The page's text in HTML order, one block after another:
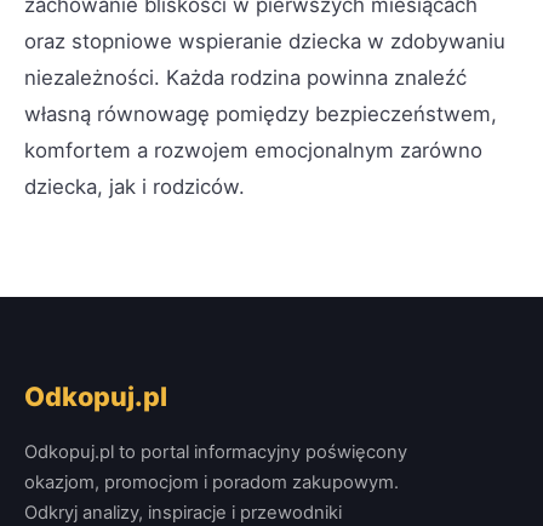
zachowanie bliskości w pierwszych miesiącach
oraz stopniowe wspieranie dziecka w zdobywaniu
niezależności. Każda rodzina powinna znaleźć
własną równowagę pomiędzy bezpieczeństwem,
komfortem a rozwojem emocjonalnym zarówno
dziecka, jak i rodziców.
Odkopuj.pl
Odkopuj.pl to portal informacyjny poświęcony
okazjom, promocjom i poradom zakupowym.
Odkryj analizy, inspiracje i przewodniki